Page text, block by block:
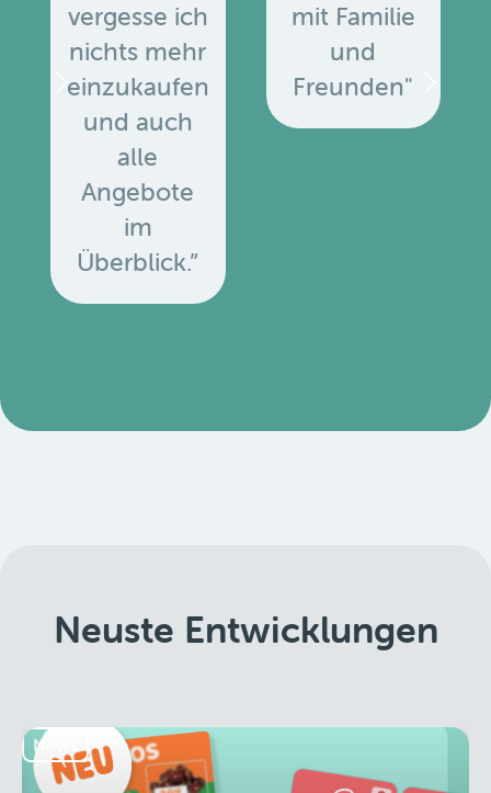
vergesse ich
nichts mehr
einzukaufen
und auch
alle
Angebote
im
Überblick.”
mit Familie
und
Freunden"
Neuste Entwicklungen
News